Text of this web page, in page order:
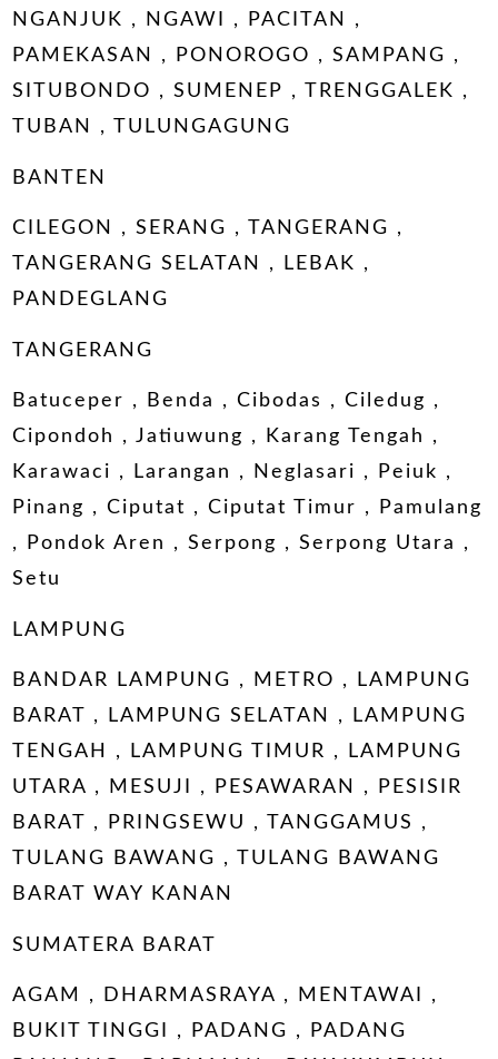
NGANJUK , NGAWI , PACITAN ,
PAMEKASAN , PONOROGO , SAMPANG ,
SITUBONDO , SUMENEP , TRENGGALEK ,
TUBAN , TULUNGAGUNG
BANTEN
CILEGON , SERANG , TANGERANG ,
TANGERANG SELATAN , LEBAK ,
PANDEGLANG
TANGERANG
Batuceper , Benda , Cibodas , Ciledug ,
Cipondoh , Jatiuwung , Karang Tengah ,
Karawaci , Larangan , Neglasari , Peiuk ,
Pinang , Ciputat , Ciputat Timur , Pamulang
, Pondok Aren , Serpong , Serpong Utara ,
Setu
LAMPUNG
BANDAR LAMPUNG , METRO , LAMPUNG
BARAT , LAMPUNG SELATAN , LAMPUNG
TENGAH , LAMPUNG TIMUR , LAMPUNG
UTARA , MESUJI , PESAWARAN , PESISIR
BARAT , PRINGSEWU , TANGGAMUS ,
TULANG BAWANG , TULANG BAWANG
BARAT WAY KANAN
SUMATERA BARAT
AGAM , DHARMASRAYA , MENTAWAI ,
BUKIT TINGGI , PADANG , PADANG